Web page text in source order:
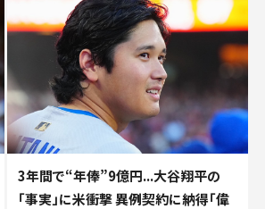
3年間で“年俸”9億円...大谷翔平の
「事実」に米衝撃 異例契約に納得「偉